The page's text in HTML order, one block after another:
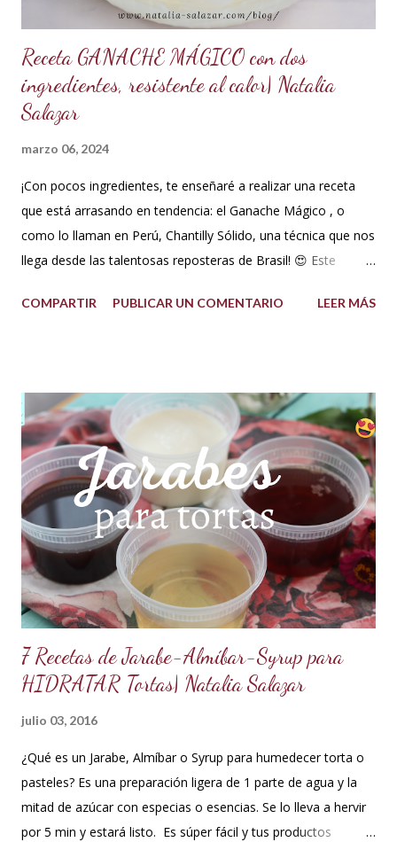
Receta GANACHE MÁGICO con dos
ingredientes, resistente al calor| Natalia
Salazar
marzo 06, 2024
¡Con pocos ingredientes, te enseñaré a realizar una receta
que está arrasando en tendencia: el Ganache Mágico , o
como lo llaman en Perú, Chantilly Sólido, una técnica que nos
llega desde las talentosas reposteras de Brasil! 😍 Este
propiedad de solidificarse al enfriarse, evitando así que se
auténtica maravilla. Se lo puede preparar de diferentes
formas con el mismo resultado, obteniendo un Ganache, que
es una crema que tiene una parte de chocolate y otra parte
de crema de leche o nata, más información de lo que es un
ganache aquí en mi Blog. 😉 Ingredientes: (Proporción 3x1)
600 g de chocolate blanco (sucedáneo para resistir climas
cálidos) 200 g de crema para batir vegetal (crema para batir
para hacer Chantilly vegetal) Preparación: Coloca el chocolate
y...
COMPARTIR PUBLICAR UN COMENTARIO LEER MÁS
7 Recetas de Jarabe-Almíbar-Syrup para
HIDRATAR Tortas| Natalia Salazar
julio 03, 2016
¿Qué es un Jarabe, Almíbar o Syrup para humedecer torta o
pasteles? Es una preparación ligera de 1 parte de agua y la
mitad de azúcar con especias o esencias. Se lo lleva a hervir
por 5 min y estará listo. Es súper fácil y tus productos